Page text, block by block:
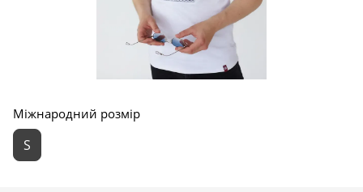
Міжнародний розмір
S